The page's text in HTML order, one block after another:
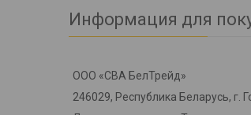
Информация для
ООО «СВА БелТрейд»
246029, Республика Беларусь, г.